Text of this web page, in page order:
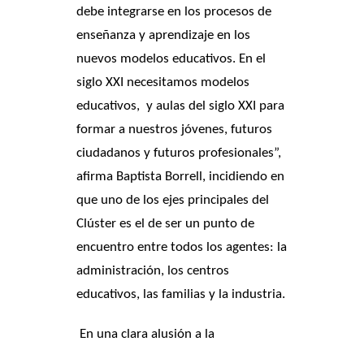
debe integrarse en los procesos de
enseñanza y aprendizaje en los
nuevos modelos educativos. En el
siglo XXI necesitamos modelos
educativos, y aulas del siglo XXI para
formar a nuestros jóvenes, futuros
ciudadanos y futuros profesionales”,
afirma Baptista Borrell, incidiendo en
que uno de los ejes principales del
Clúster es el de ser un punto de
encuentro entre todos los agentes: la
administración, los centros
educativos, las familias y la industria.
En una clara alusión a la